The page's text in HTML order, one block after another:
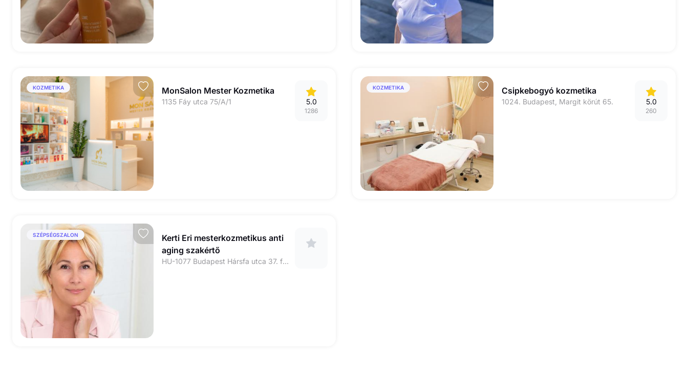
KOZMETIKA MonSalon Mester Kozmetika
1135 Fáy utca 75/A/1 5.0
1286
KOZMETIKA Csipkebogyó kozmetika
1024. Budapest, Margit körút 65. 5.0
260
SZÉPSÉGSZALON
Kerti Eri mesterkozmetikus anti
aging szakértő
HU-1077 Budapest Hársfa utca 37. fsz. utcafront